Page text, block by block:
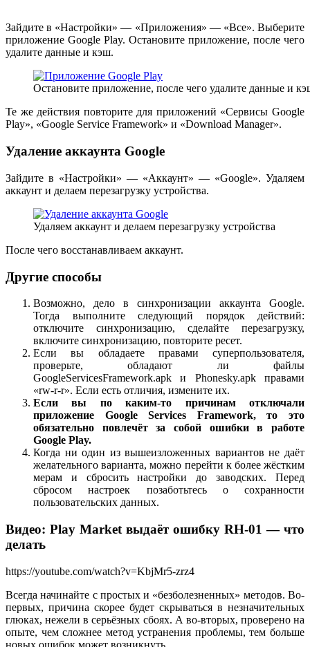
Зайдите в «Настройки» — «Приложения» — «Все». Выберите
приложение Google Play. Остановите приложение, после чего
удалите данные и кэш.
Остановите приложение, после чего удалите данные и
Те же действия повторите для приложений «Сервисы Google
Play», «Google Service Framework» и «Download Manager».
Удаление аккаунта Google
Зайдите в «Настройки» — «Аккаунт» — «Google». Удаляем
аккаунт и делаем перезагрузку устройства.
Удаляем аккаунт и делаем перезагрузку устройства
После чего восстанавливаем аккаунт.
Другие способы
Возможно, дело в синхронизации аккаунта Google.
Тогда выполните следующий порядок действий:
отключите синхронизацию, сделайте перезагрузку,
включите синхронизацию, повторите ресет.
Если вы обладаете правами суперпользователя,
проверьте, обладают ли файлы
GoogleServicesFramework.apk и Phonesky.apk правами
«rw-r-r». Если есть отличия, измените их.
Если вы по каким-то причинам отключали
приложение Google Services Framework, то это
обязательно повлечёт за собой ошибки в работе
Google Play.
Когда ни один из вышеизложенных вариантов не даёт
желательного варианта, можно перейти к более жёстким
мерам и сбросить настройки до заводских. Перед
сбросом настроек позаботьтесь о сохранности
пользовательских данных.
Видео: Play Market выдаёт ошибку RH-01 — что
делать
https://youtube.com/watch?v=KbjMr5-zrz4
Всегда начинайте с простых и «безболезненных» методов. Во-
первых, причина скорее будет скрываться в незначительных
глюках, нежели в серьёзных сбоях. А во-вторых, проверено на
опыте, чем сложнее метод устранения проблемы, тем больше
новых ошибок может возникнуть.